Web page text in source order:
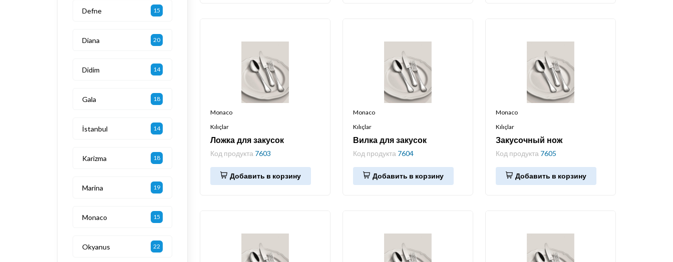
Monaco
Kılıçlar
Ложка для закусок
Код продукта 7603
Добавить в корзину
Monaco
Kılıçlar
Вилка для закусок
Код продукта 7604
Добавить в корзину
Monaco
Kılıçlar
Закусочный нож
Код продукта 7605
Добавить в корзину
Defne 15
Diana 20
Didim 14
Gala 18
İstanbul 14
Karizma 18
Marina 19
Monaco 15
Okyanus 22